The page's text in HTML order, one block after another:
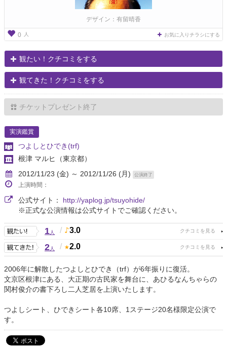
デザイン：有留晴香
0 人 お気に入りチラシにする
観たい！クチコミをする
観てきた！クチコミをする
チケットプレゼント終了
実演鑑賞
つよしとひでき(trf)
根津 マルヒ
（東京都）
2012/11/23 (金) ～ 2012/11/26 (月)
公演終了
上演時間：
公式サイト： http://yaplog.jp/tsuyohide/
※正式な公演情報は公式サイトでご確認ください。
1人 / 3.0
2人 / 2.0
2006年に解散したつよしとひでき（trf）が6年振りに復活。
文京区根津にある、大正期の古民家を舞台に、あひるなんちゃらの
関村俊介の書下ろし二人芝居を上演いたします。
つよしシート、ひできシート各10席、1ステージ20名様限定公演で
す。